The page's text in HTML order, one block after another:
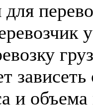
для
и объема